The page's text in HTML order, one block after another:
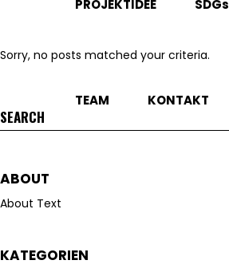
PROJEKTIDEE SDGs
TEAM KONTAKT
Sorry, no posts matched your criteria.
Search
for:
ABOUT
About Text
KATEGORIEN